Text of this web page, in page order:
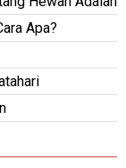
Apa?